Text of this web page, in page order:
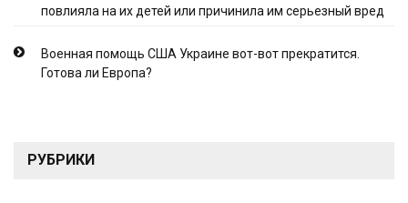
повлияла на их детей или причинила им серьезный вред
Военная помощь США Украине вот-вот прекратится.
Готова ли Европа?
РУБРИКИ